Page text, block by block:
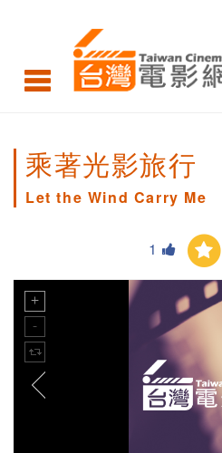
乘著光影旅行
Let the Wind Carry Me
1